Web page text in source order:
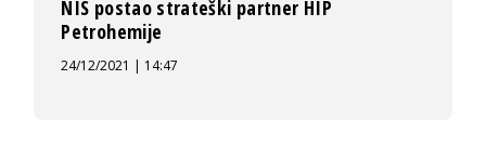
NIS postao strateški partner HIP
Petrohemije
24/12/2021 | 14:47